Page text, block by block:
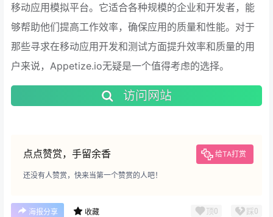
移动应用模拟平台。它适合各种规模的企业和开发者，能
够帮助他们提高工作效率，确保应用的质量和性能。对于
那些寻求在移动应用开发和测试方面提升效率和质量的用
户来说，Appetize.io无疑是一个值得考虑的选择。
访问网站
点点赞赏，手留余香 给TA打赏
还没有人赞赏，快来当第一个赞赏的人吧！
海报分享 收藏 顶0 踩0